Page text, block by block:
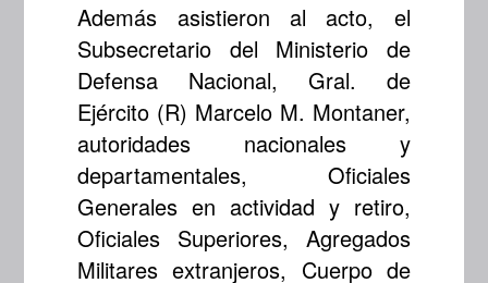
Además asistieron al acto, el
Subsecretario del Ministerio de
Defensa Nacional, Gral. de
Ejército (R) Marcelo M. Montaner,
autoridades nacionales y
departamentales, Oficiales
Generales en actividad y retiro,
Oficiales Superiores, Agregados
Militares extranjeros, Cuerpo de